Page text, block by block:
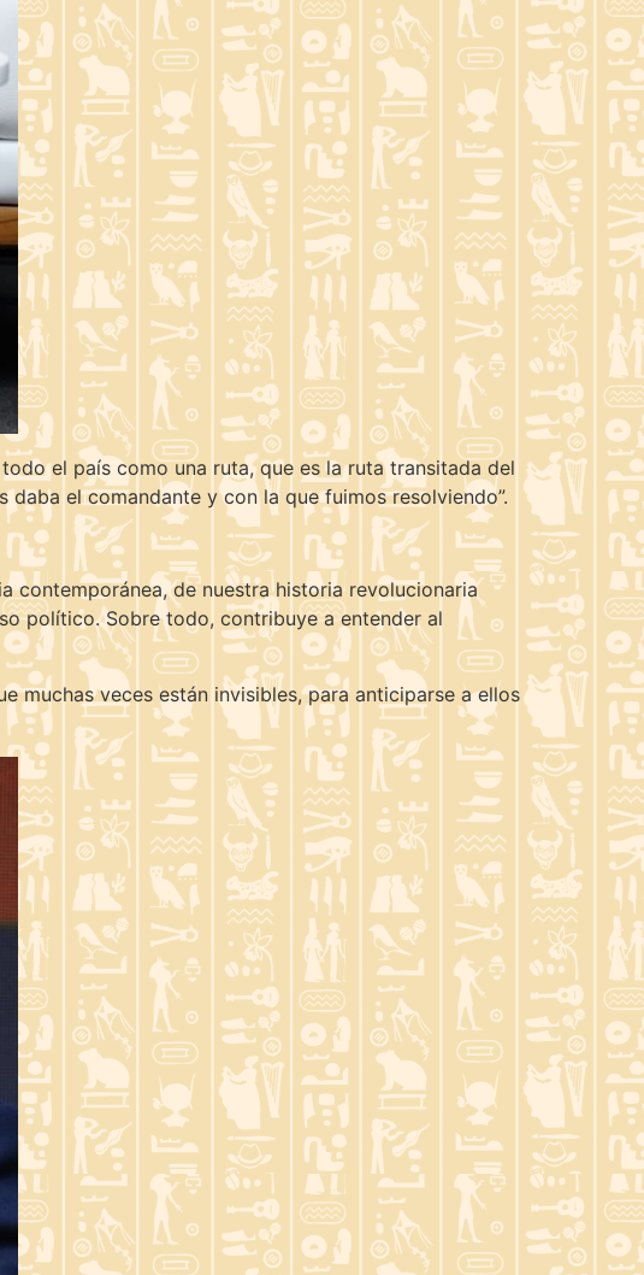
el país como una ruta, que es la ruta transitada del
el comandante y con la que fuimos resolviendo”.
contemporánea, de nuestra historia revolucionaria
político. Sobre todo, contribuye a entender al
muchas veces están invisibles, para anticiparse a ellos